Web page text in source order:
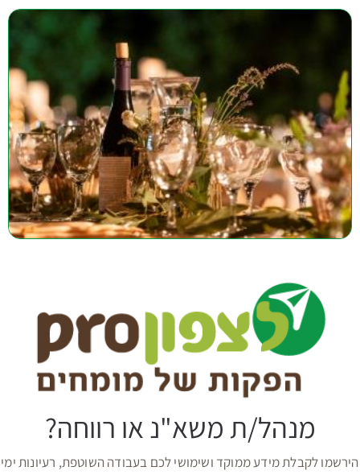
מנהל/ת משא"נ או רווחה?
הירשמו לקבלת מידע ממוקד ושימושי לכם בעבודה השוטפת, רעיונות ימי